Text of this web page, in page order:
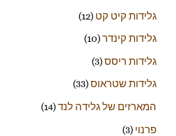
גלידות קיט קט (12)
גלידות קינדר(10)
גלידות ריסס(3)
גלידות שטראוס(33)
המארזים של גלידה לנד(14)
פרנוי (3)